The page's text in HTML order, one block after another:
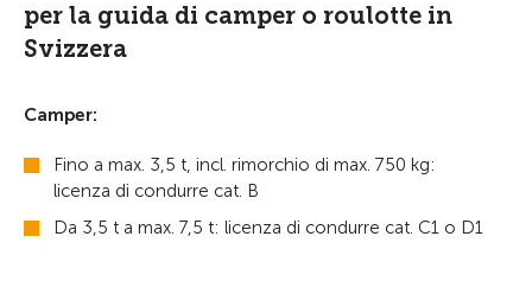
per la guida di camper o roulotte in
Svizzera
Camper:
Fino a max. 3,5 t, incl. rimorchio di max. 750 kg:
licenza di condurre cat. B
Da 3,5 t a max. 7,5 t: licenza di condurre cat. C1 o D1